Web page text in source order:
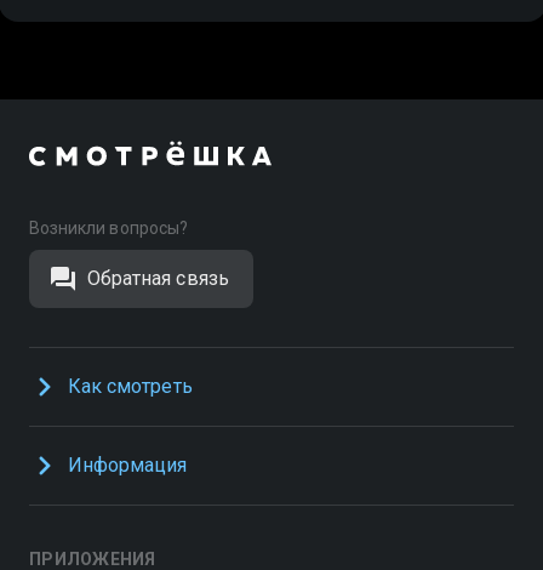
Возникли вопросы?
Обратная связь
Как смотреть
Информация
ПРИЛОЖЕНИЯ